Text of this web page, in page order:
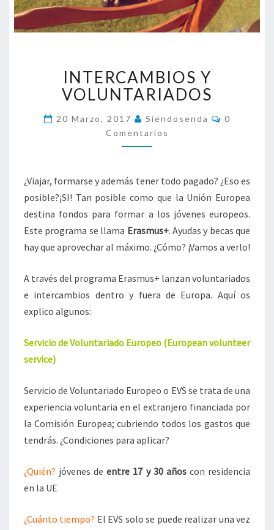
N
T
E
R
C
A
I
O
S
O
U
N
I
O
INTERCAMBIOS Y
VOLUNTARIADOS
20 Marzo, 2017 Siendosenda
C
O
R
I
O
0
Comentarios
¿Viajar, formarse y además tener todo pagado? ¿Eso es
posible?¡SI! Tan posible como que la Unión Europea
destina fondos para formar a los jóvenes europeos.
Este programa se llama Erasmus+. Ayudas y becas que
hay que aprovechar al máximo. ¿Cómo? ¡Vamos a verlo!
A través del programa Erasmus+ lanzan voluntariados
e intercambios dentro y fuera de Europa. Aquí os
explico algunos:
Servicio de Voluntariado Europeo (European volunteer
service)
Servicio de Voluntariado Europeo o EVS se trata de una
experiencia voluntaria en el extranjero financiada por
la Comisión Europea; cubriendo todos los gastos que
tendrás. ¿Condiciones para aplicar?
¿Quién? jóvenes deentre 17 y 30 añoscon residencia
en la UE
¿Cuánto tiempo? El EVS solo se puede realizar una vez